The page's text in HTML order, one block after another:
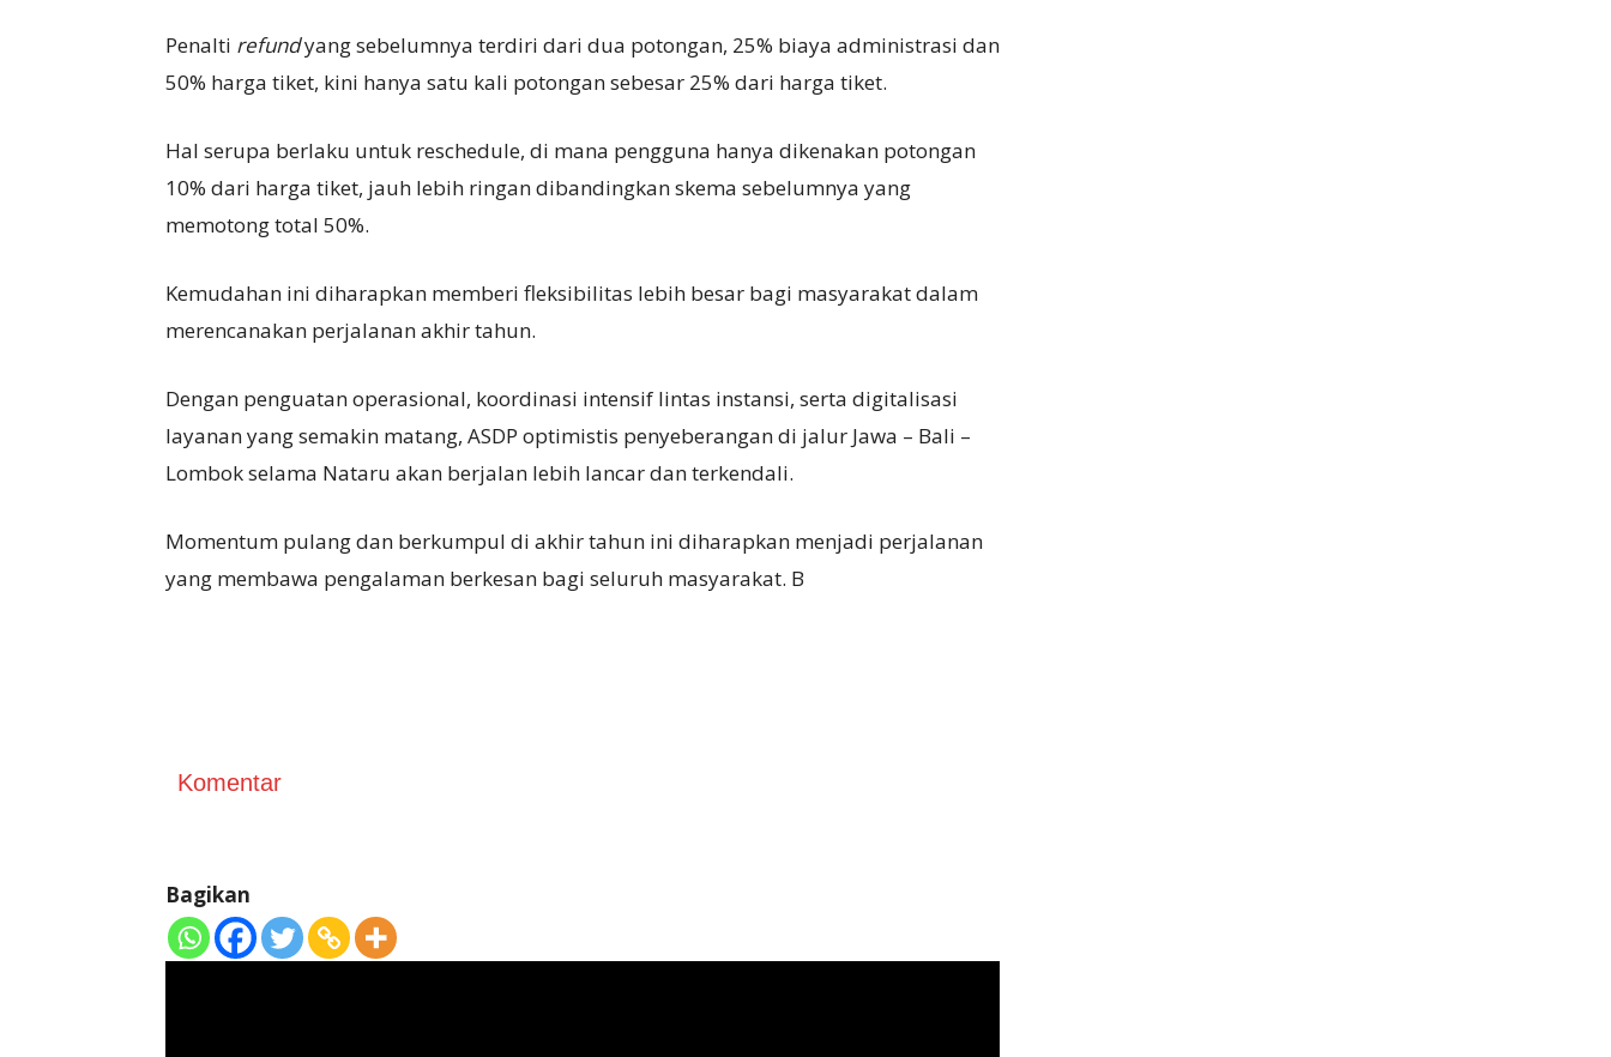
Penalti refundyang sebelumnya terdiri dari dua potongan, 25% biaya administrasi dan
50% harga tiket, kini hanya satu kali potongan sebesar 25% dari harga tiket.
Hal serupa berlaku untuk reschedule, di mana pengguna hanya dikenakan potongan
10% dari harga tiket, jauh lebih ringan dibandingkan skema sebelumnya yang
memotong total 50%.
Kemudahan ini diharapkan memberi fleksibilitas lebih besar bagi masyarakat dalam
merencanakan perjalanan akhir tahun.
Dengan penguatan operasional, koordinasi intensif lintas instansi, serta digitalisasi
layanan yang semakin matang, ASDP optimistis penyeberangan di jalur Jawa – Bali –
Lombok selama Nataru akan berjalan lebih lancar dan terkendali.
Momentum pulang dan berkumpul di akhir tahun ini diharapkan menjadi perjalanan
yang membawa pengalaman berkesan bagi seluruh masyarakat. B
Komentar
Bagikan